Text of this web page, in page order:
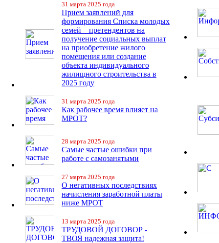
31 марта 2025 года
Прием заявлений для
формирования Списка молодых
семей – претендентов на
получение социальных выплат
на приобретение жилого
помещения или создание
объекта индивидуального
жилищного строительства в
2025 году
31 марта 2025 года
Как рабочее время влияет на
МРОТ?
28 марта 2025 года
Самые частые ошибки при
работе с самозанятыми
27 марта 2025 года
О негативных последствиях
начисления заработной платы
ниже МРОТ
13 марта 2025 года
ТРУДОВОЙ ДОГОВОР -
ТВОЯ надежная защита!